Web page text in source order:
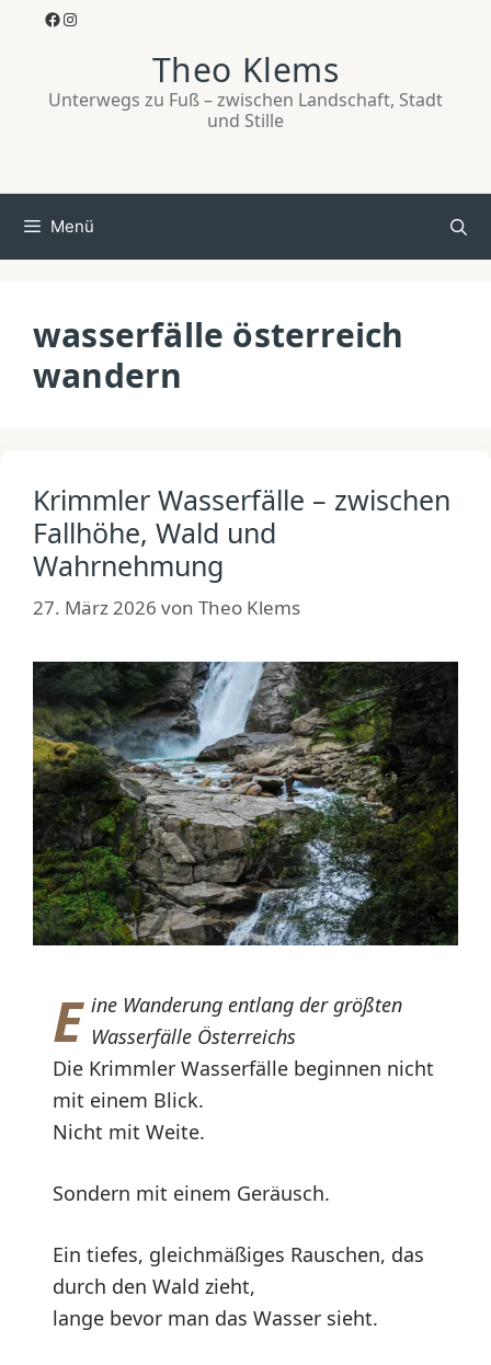
Facebook
Instagram
Theo Klems
Unterwegs zu Fuß – zwischen Landschaft, Stadt
und Stille
Menü
wasserfälle österreich
wandern
Krimmler Wasserfälle – zwischen
Fallhöhe, Wald und
Wahrnehmung
27. März 2026 von Theo Klems
E ine Wanderung entlang der größten
Wasserfälle Österreichs
Die Krimmler Wasserfälle beginnen nicht
mit einem Blick.
Nicht mit Weite.
Sondern mit einem Geräusch.
Ein tiefes, gleichmäßiges Rauschen, das
durch den Wald zieht,
lange bevor man das Wasser sieht.